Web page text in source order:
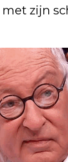
met zijn